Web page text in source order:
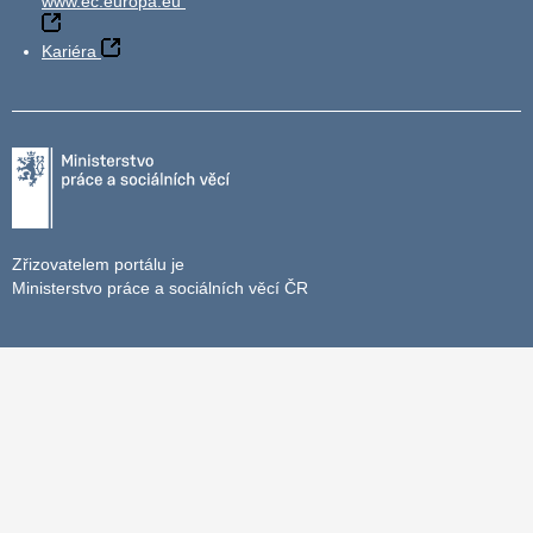
Kariéra
Zřizovatelem portálu je
Ministerstvo práce a sociálních věcí ČR